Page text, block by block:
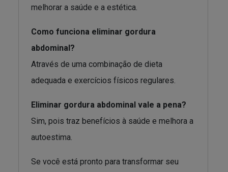
melhorar a saúde e a estética.
Como funciona eliminar gordura
abdominal?
Através de uma combinação de dieta
adequada e exercícios físicos regulares.
Eliminar gordura abdominal vale a pena?
Sim, pois traz benefícios à saúde e melhora a
autoestima.
Se você está pronto para transformar seu